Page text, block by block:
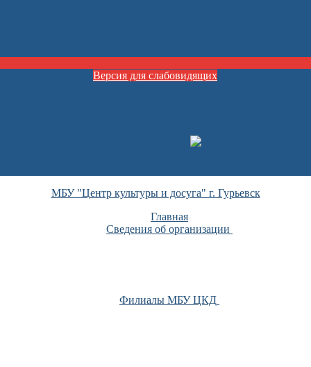
Версия для слабовидящих
МБУ "Центр культуры и досуга" г. Гурьевск
Главная
Сведения об организации
Филиалы МБУ ЦКД